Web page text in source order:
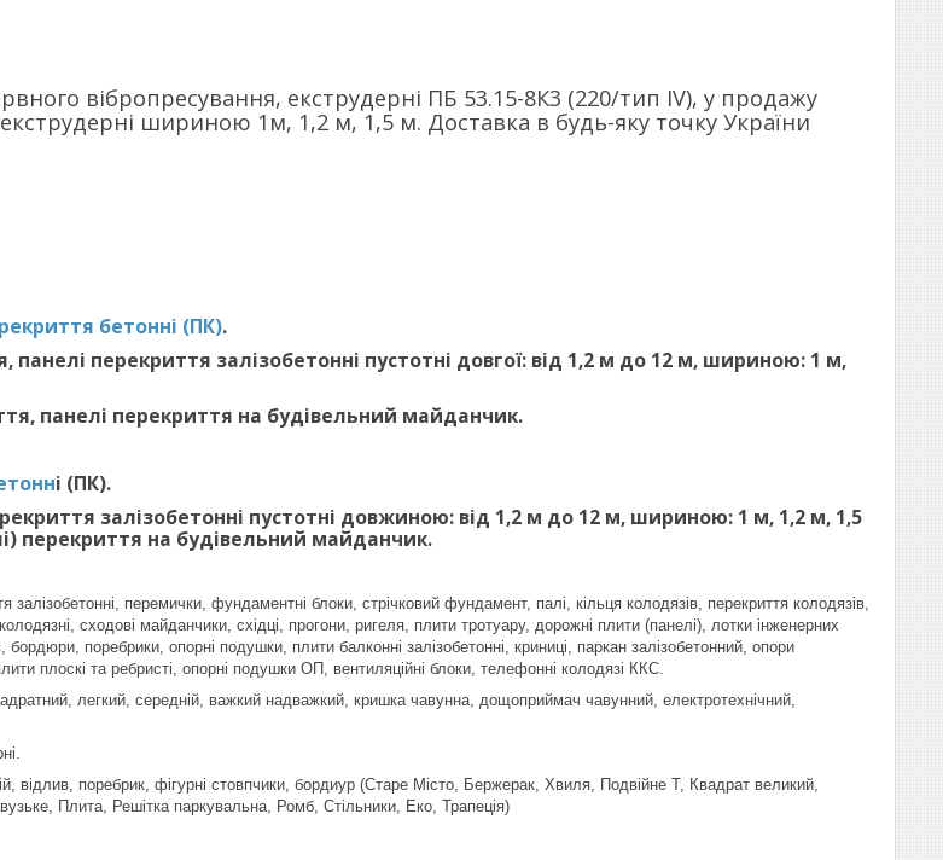
вібропресування, екструдерні ПБ 53.15-8К3 (220/тип ІV), у продажу
шириною 1м, 1,2 м, 1,5 м. Доставка в будь-яку точку України
бетонні (ПК).
панелі перекриття залізобетонні пустотні довгої: від 1,2 м до 12 м, шириною: 1 м,
панелі перекриття на будівельний майданчик.
і (ПК).
залізобетонні пустотні довжиною: від 1,2 м до 12 м, шириною: 1 м, 1,2 м, 1,5
перекриття на будівельний майданчик.
залізобетонні, перемички, фундаментні блоки, стрічковий фундамент, палі, кільця колодязів, перекриття колодязів,
сходові майданчики, східці, прогони, ригеля, плити тротуару, дорожні плити (панелі), лотки інженерних
поребрики, опорні подушки, плити балконні залізобетонні, криниці, паркан залізобетонний, опори
плоскі та ребристі, опорні подушки ОП, вентиляційні блоки, телефонні колодязі ККС.
легкий, середній, важкий надважкий, кришка чавунна, дощоприймач чавунний, електротехнічний,
відлив, поребрик, фігурні стовпчики, бордиур (Старе Місто, Бержерак, Хвиля, Подвійне Т, Квадрат великий,
Плита, Решітка паркувальна, Ромб, Стільники, Еко, Трапеція)